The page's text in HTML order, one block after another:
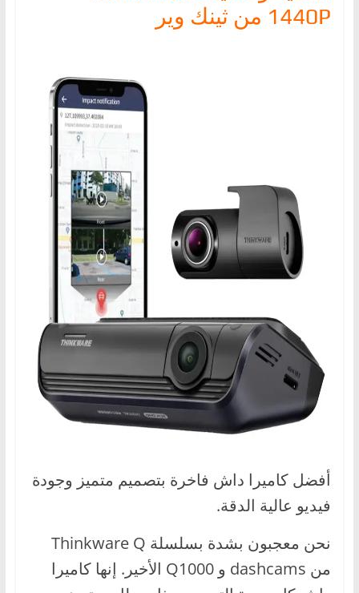
1440P من ثينك وير
أفضل كاميرا داش فاخرة بتصميم متميز وجودة
فيديو عالية الدقة.
نحن معجبون بشدة بسلسلة Thinkware Q
من dashcams و Q1000 الأخير. إنها كاميرا